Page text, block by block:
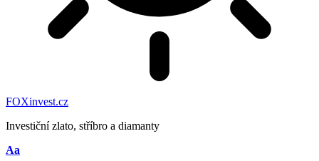
FOXinvest.cz
Investiční zlato, stříbro a diamanty
Velikost
Aa